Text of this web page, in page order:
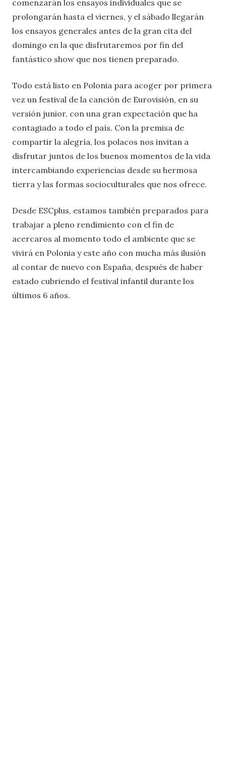
comenzarán los ensayos individuales que se
prolongarán hasta el viernes, y el sábado llegarán
los ensayos generales antes de la gran cita del
domingo en la que disfrutaremos por fin del
fantástico show que nos tienen preparado.
Todo está listo en Polonia para acoger por primera
vez un festival de la canción de Eurovisión, en su
versión junior, con una gran expectación que ha
contagiado a todo el país. Con la premisa de
compartir la alegría, los polacos nos invitan a
disfrutar juntos de los buenos momentos de la vida
intercambiando experiencias desde su hermosa
tierra y las formas socioculturales que nos ofrece.
Desde ESCplus, estamos también preparados para
trabajar a pleno rendimiento con el fin de
acercaros al momento todo el ambiente que se
vivirá en Polonia y este año con mucha más ilusión
al contar de nuevo con España, después de haber
estado cubriendo el festival infantil durante los
últimos 6 años.